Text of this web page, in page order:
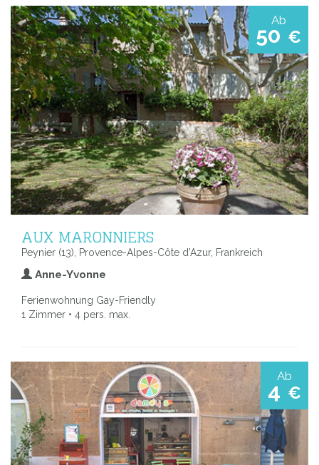
Ab
50 €
AUX MARONNIERS
Peynier (13), Provence-Alpes-Côte d’Azur, Frankreich
Anne-Yvonne
Ferienwohnung Gay-Friendly
1 Zimmer • 4 pers. max.
Ab
4 €